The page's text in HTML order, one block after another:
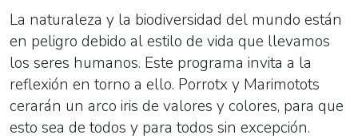
La naturaleza y la biodiversidad del mundo están
en peligro debido al estilo de vida que llevamos
los seres humanos. Este programa invita a la
reflexión en torno a ello. Porrotx y Marimotots
cerarán un arco iris de valores y colores, para que
esto sea de todos y para todos sin excepción.